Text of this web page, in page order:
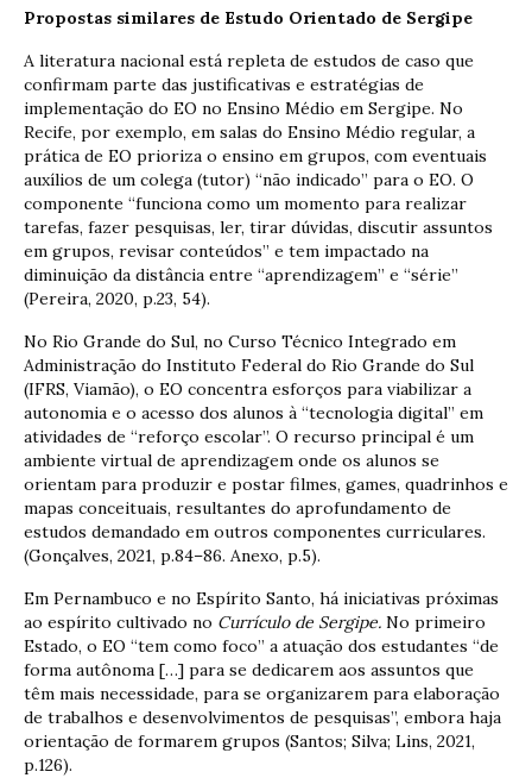
Propostas similares de Estudo Orientado de Sergipe
A literatura nacional está repleta de estudos de caso que
confirmam parte das justificativas e estratégias de
implementação do EO no Ensino Médio em Sergipe. No
Recife, por exemplo, em salas do Ensino Médio regular, a
prática de EO prioriza o ensino em grupos, com eventuais
auxílios de um colega (tutor) “não indicado” para o EO. O
componente “funciona como um momento para realizar
tarefas, fazer pesquisas, ler, tirar dúvidas, discutir assuntos
em grupos, revisar conteúdos” e tem impactado na
diminuição da distância entre “aprendizagem” e “série”
(Pereira, 2020, p.23, 54).
No Rio Grande do Sul, no Curso Técnico Integrado em
Administração do Instituto Federal do Rio Grande do Sul
(IFRS, Viamão), o EO concentra esforços para viabilizar a
autonomia e o acesso dos alunos à “tecnologia digital” em
atividades de “reforço escolar”. O recurso principal é um
ambiente virtual de aprendizagem onde os alunos se
orientam para produzir e postar filmes, games, quadrinhos e
mapas conceituais, resultantes do aprofundamento de
estudos demandado em outros componentes curriculares.
(Gonçalves, 2021, p.84–86. Anexo, p.5).
Em Pernambuco e no Espírito Santo, há iniciativas próximas
ao espírito cultivado no Currículo de Sergipe. No primeiro
Estado, o EO “tem como foco” a atuação dos estudantes “de
forma autônoma […] para se dedicarem aos assuntos que
têm mais necessidade, para se organizarem para elaboração
de trabalhos e desenvolvimentos de pesquisas”, embora haja
orientação de formarem grupos (Santos; Silva; Lins, 2021,
p.126).